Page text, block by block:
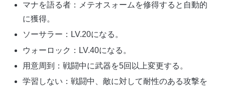
マナを語る者：メテオスォームを修得すると自動的
に獲得。
ソーサラー：LV.20になる。
ウォーロック：LV.40になる。
用意周到：戦闘中に武器を5回以上変更する。
学習しない：戦闘中、敵に対して耐性のある攻撃を